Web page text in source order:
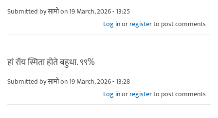
Submitted byसामोon 19 March, 2026 - 13:25
Log inorregisterto post comments
हां रॉय स्मिता होते बहुधा. ९९%
Submitted byसामोon 19 March, 2026 - 13:28
Log inorregisterto post comments